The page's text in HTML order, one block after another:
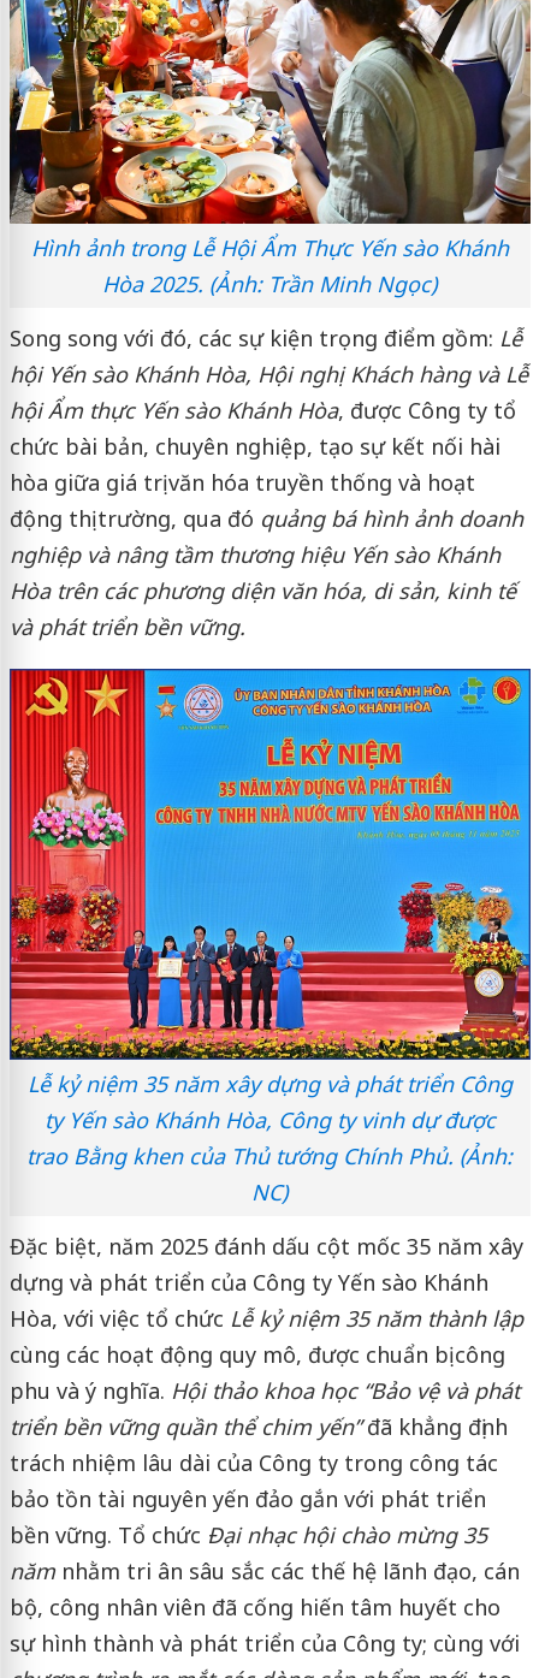
Hình ảnh trong Lễ Hội Ẩm Thực Yến sào Khánh
Hòa 2025. (Ảnh: Trần Minh Ngọc)
Song song với đó, các sự kiện trọng điểm gồm: Lễ
hội Yến sào Khánh Hòa, Hội nghị Khách hàng và Lễ
hội Ẩm thực Yến sào Khánh Hòa, được Công ty tổ
chức bài bản, chuyên nghiệp, tạo sự kết nối hài
hòa giữa giá trị văn hóa truyền thống và hoạt
động thị trường, qua đó quảng bá hình ảnh doanh
nghiệp và nâng tầm thương hiệu Yến sào Khánh
Hòa trên các phương diện văn hóa, di sản, kinh tế
và phát triển bền vững.
Lễ kỷ niệm 35 năm xây dựng và phát triển Công
ty Yến sào Khánh Hòa, Công ty vinh dự được
trao Bằng khen của Thủ tướng Chính Phủ. (Ảnh:
NC)
Đặc biệt, năm 2025 đánh dấu cột mốc 35 năm xây
dựng và phát triển của Công ty Yến sào Khánh
Hòa, với việc tổ chức Lễ kỷ niệm 35 năm thành lập
cùng các hoạt động quy mô, được chuẩn bị công
phu và ý nghĩa. Hội thảo khoa học “Bảo vệ và phát
triển bền vững quần thể chim yến”đã khẳng định
trách nhiệm lâu dài của Công ty trong công tác
bảo tồn tài nguyên yến đảo gắn với phát triển
bền vững. Tổ chức Đại nhạc hội chào mừng 35
nămnhằm tri ân sâu sắc các thế hệ lãnh đạo, cán
bộ, công nhân viên đã cống hiến tâm huyết cho
sự hình thành và phát triển của Công ty; cùng với